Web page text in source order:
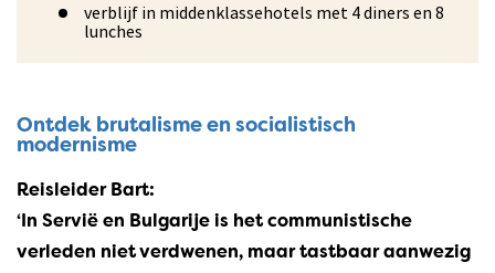
verblijf in middenklassehotels met 4 diners en 8
lunches
Ontdek brutalisme en socialistisch
modernisme
Reisleider Bart:
‘In Servië en Bulgarije is het communistische
verleden niet verdwenen, maar tastbaar aanwezig